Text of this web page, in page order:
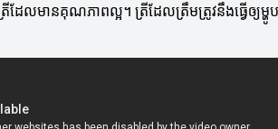
រីដែលមានគុណភាពល្អ។ ត្រីដែលត្រឹមត្រូវនឹងធ្វើឲ្